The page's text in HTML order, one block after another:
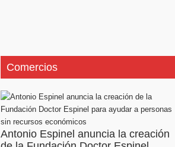
Comercios
Antonio Espinel anuncia la creación